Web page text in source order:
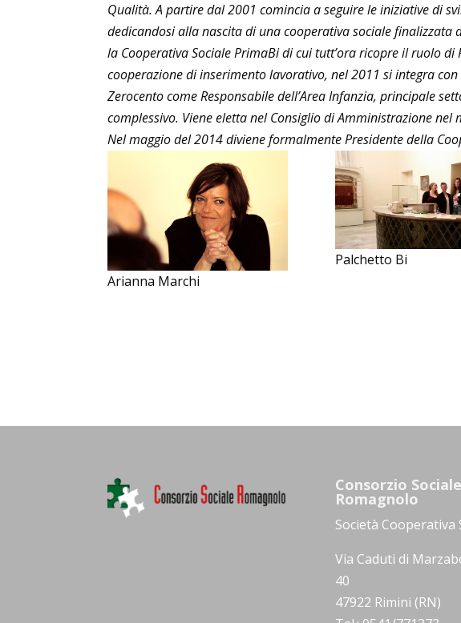
Qualità. A partire dal 2001 comincia a seguire le iniziative di
dedicandosi alla nascita di una cooperativa sociale finalizzata
la Cooperativa Sociale PrimaBi di cui tutt’ora ricopre il ruolo di
cooperazione di inserimento lavorativo, nel 2011 si integra
Zerocento come Responsabile dell’Area Infanzia, principale
complessivo. Viene eletta nel Consiglio di Amministrazione
Nel maggio del 2014 diviene formalmente Presidente della
Arianna Marchi
Palchetto Bi
Consorzio Sociale
Romagnolo
Società Cooperativa
Via Caduti di
40
47922 Rimini (RN)